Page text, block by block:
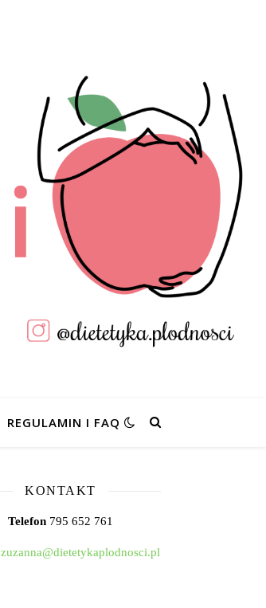
REGULAMIN I FAQ
KONTAKT
Telefon 795 652 761
zuzanna@dietetykaplodnosci.pl